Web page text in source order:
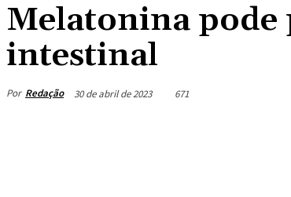
Melatonina pode
intestinal
Por Redação 30 de abril de 2023 671